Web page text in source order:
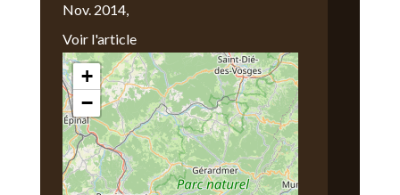
Nov. 2014,
Voir l'article
Nous Trouver
+
−